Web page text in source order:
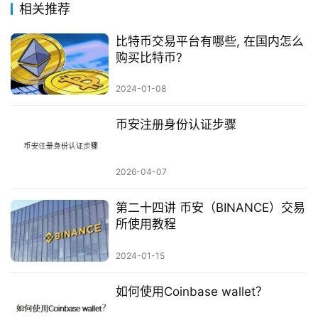
相关推荐
比特币交易平台有哪些, 在国内怎么
购买比特币?
2024-01-08
币安注册身份认证步骤
2026-04-07
第二十四讲 币安（BINANCE）交易
所使用教程
2024-01-15
如何使用Coinbase wallet？